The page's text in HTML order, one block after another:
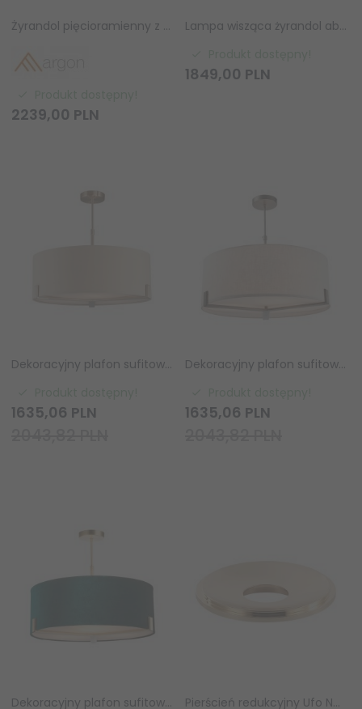
Żyrandol pięcioramienny z welurowymi abażurami do salonu glamour mosiądz ARGON PONTE PLUS 2105 beżowy
2239,00 PLN
Lampa wisząca żyrandol abażurowy DUBAI P06346NI-WH lampa salonowa jadalniana Glamour srebrna z białymi abażurami
1849,00 PLN
Dekoracyjny plafon sufitowy abażurowy lniany okrągły klasyczny minimalistyczny Hayfield 95834 ENDON
1635,06 PLN
Dekoracyjny plafon sufitowy abażurowy lniany okrągły klasyczny minimalistyczny Hayfield 72635 ENDON
1635,06 PLN
Dekoracyjny plafon sufitowy abażurowy zielony okrągły klasyczny minimalistyczny Hayfield 95839 ENDON Pierścień redukcyjny Ufo Neo gold Orlicki Design OR81855